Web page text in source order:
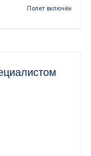
Полет включён